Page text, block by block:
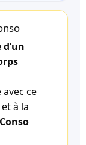
ce
à la